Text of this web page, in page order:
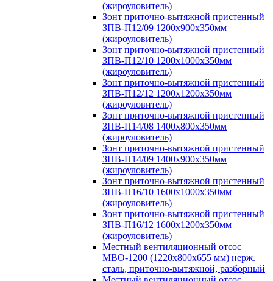
(жироуловитель)
Зонт приточно-вытяжной пристенный
ЗПВ-П12/09 1200х900х350мм
(жироуловитель)
Зонт приточно-вытяжной пристенный
ЗПВ-П12/10 1200х1000х350мм
(жироуловитель)
Зонт приточно-вытяжной пристенный
ЗПВ-П12/12 1200х1200х350мм
(жироуловитель)
Зонт приточно-вытяжной пристенный
ЗПВ-П14/08 1400х800х350мм
(жироуловитель)
Зонт приточно-вытяжной пристенный
ЗПВ-П14/09 1400х900х350мм
(жироуловитель)
Зонт приточно-вытяжной пристенный
ЗПВ-П16/10 1600х1000х350мм
(жироуловитель)
Зонт приточно-вытяжной пристенный
ЗПВ-П16/12 1600х1200х350мм
(жироуловитель)
Местный вентиляционный отсос
МВО-1200 (1220х800х655 мм) нерж.
сталь, приточно-вытяжной, разборный